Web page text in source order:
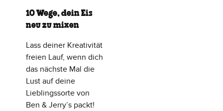
10 Wege, dein Eis
neu zu mixen
Lass deiner Kreativität
freien Lauf, wenn dich
das nächste Mal die
Lust auf deine
Lieblingssorte von
Ben & Jerry’s packt!